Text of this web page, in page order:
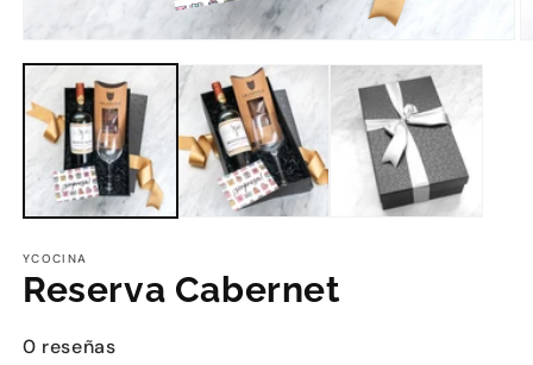
YCOCINA
Reserva Cabernet
0 reseñas